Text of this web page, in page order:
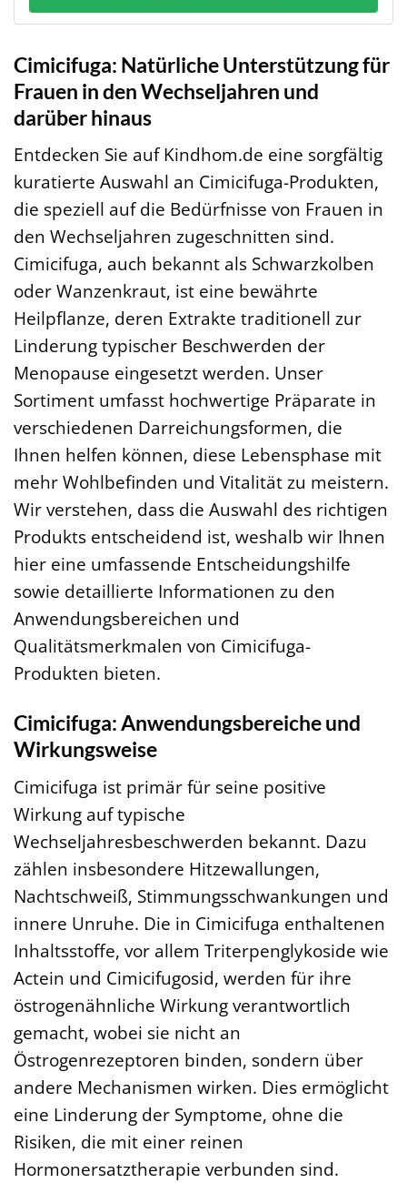
Cimicifuga: Natürliche Unterstützung für
Frauen in den Wechseljahren und
darüber hinaus
Entdecken Sie auf Kindhom.de eine sorgfältig
kuratierte Auswahl an Cimicifuga-Produkten,
die speziell auf die Bedürfnisse von Frauen in
den Wechseljahren zugeschnitten sind.
Cimicifuga, auch bekannt als Schwarzkolben
oder Wanzenkraut, ist eine bewährte
Heilpflanze, deren Extrakte traditionell zur
Linderung typischer Beschwerden der
Menopause eingesetzt werden. Unser
Sortiment umfasst hochwertige Präparate in
verschiedenen Darreichungsformen, die
Ihnen helfen können, diese Lebensphase mit
mehr Wohlbefinden und Vitalität zu meistern.
Wir verstehen, dass die Auswahl des richtigen
Produkts entscheidend ist, weshalb wir Ihnen
hier eine umfassende Entscheidungshilfe
sowie detaillierte Informationen zu den
Anwendungsbereichen und
Qualitätsmerkmalen von Cimicifuga-
Produkten bieten.
Cimicifuga: Anwendungsbereiche und
Wirkungsweise
Cimicifuga ist primär für seine positive
Wirkung auf typische
Wechseljahresbeschwerden bekannt. Dazu
zählen insbesondere Hitzewallungen,
Nachtschweiß, Stimmungsschwankungen und
innere Unruhe. Die in Cimicifuga enthaltenen
Inhaltsstoffe, vor allem Triterpenglykoside wie
Actein und Cimicifugosid, werden für ihre
östrogenähnliche Wirkung verantwortlich
gemacht, wobei sie nicht an
Östrogenrezeptoren binden, sondern über
andere Mechanismen wirken. Dies ermöglicht
eine Linderung der Symptome, ohne die
Risiken, die mit einer reinen
Hormonersatztherapie verbunden sind.